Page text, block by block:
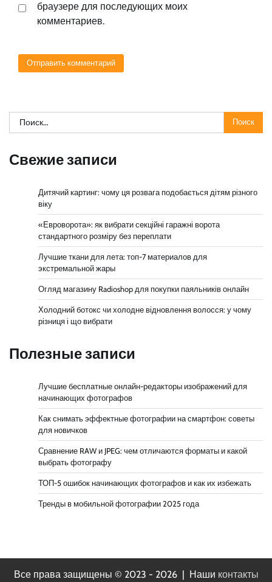
браузере для последующих моих
комментариев.
Найти:
Свежие записи
Дитячий картинг: чому ця розвага подобається дітям різного
віку
«Евроворота»: як вибрати секційні гаражні ворота
стандартного розміру без переплати
Лучшие ткани для лета: топ-7 материалов для
экстремальной жары
Огляд магазину Radioshop для покупки паяльників онлайн
Холодний ботокс чи холодне відновлення волосся: у чому
різниця і що вибрати
Полезные записи
Лучшие бесплатные онлайн-редакторы изображений для
начинающих фотографов
Как снимать эффектные фотографии на смартфон: советы
для новичков
Сравнение RAW и JPEG: чем отличаются форматы и какой
выбрать фотографу
ТОП-5 ошибок начинающих фотографов и как их избежать
Тренды в мобильной фотографии 2025 года
Все права защищены © 2023 - 2026 | Наши контакты